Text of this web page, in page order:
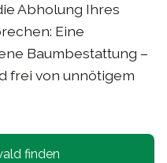
Abholung Ihres
Eine
Baumbestattung –
frei von unnötigem
finden